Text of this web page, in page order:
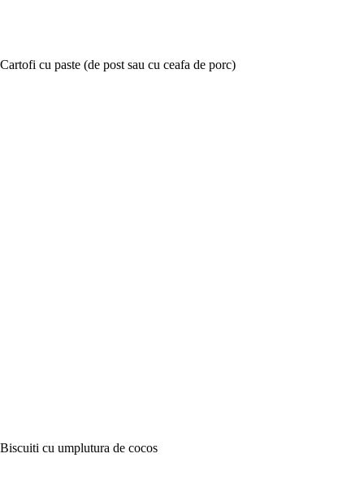
Cartofi cu paste (de post sau cu ceafa de porc)
Biscuiti cu umplutura de cocos